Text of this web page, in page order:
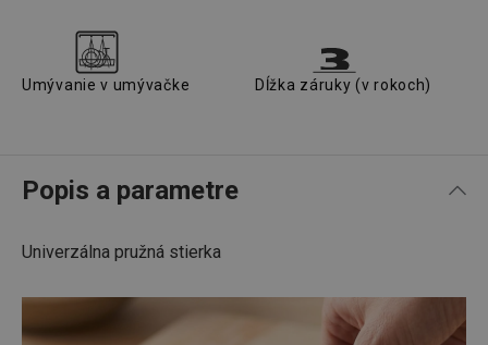
Umývanie v umývačke Dĺžka záruky (v rokoch)
Popis a parametre
Univerzálna pružná stierka